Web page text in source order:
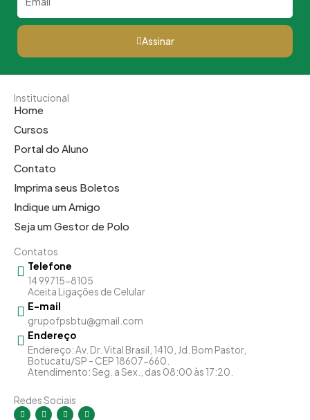
Assinar
Institucional
Home
Cursos
Portal do Aluno
Contato
Imprima seus Boletos
Indique um Amigo
Seja um Gestor de Polo
Contatos
Telefone
14 99715-8105
Aceita Ligações de Celular
E-mail
grupofpsbtu@gmail.com
Endereço
Endereço: Av. Dr. Vital Brasil, 1410, Jd. Bom Pastor,
Botucatu/SP - CEP 18607-660.
Atendimento: Seg. a Sex., das 08:00 às 17:20.
Redes Sociais
I
n
F
a
Y
o
L
i